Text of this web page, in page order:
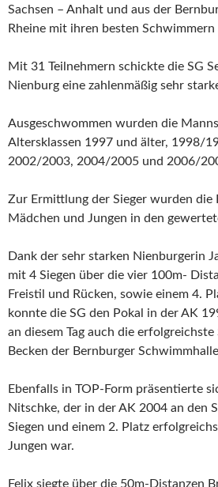
Sachsen – Anhalt und aus der
Rheine mit ihren besten Schwimmern
Mit 31 Teilnehmern schickte die SG
Nienburg eine zahlenmäßig sehr
Ausgeschwommen wurden die
Altersklassen 1997 und älter, 1998/
2002/2003, 2004/2005 und 2006/
Zur Ermittlung der Sieger wurden die
Mädchen und Jungen in den
Dank der sehr starken Nienburgerin
mit 4 Siegen über die vier 100m-
Freistil und Rücken, sowie einem 4.
konnte die SG den Pokal in der AK
an diesem Tag auch die
Becken der Bernburger
Ebenfalls in TOP-Form präsentierte
Nitschke, der in der AK 2004 an den
Siegen und einem 2. Platz
Jungen war.
Felix siegte über die 50m-Distanzen